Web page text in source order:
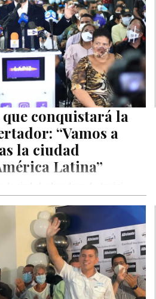
conquistará la
“Vamos a
la ciudad
Latina”
de este martes- Antonio